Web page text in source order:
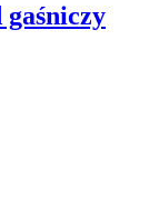
gaśniczy